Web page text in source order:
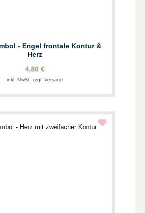
- Engel frontale Kontur &
Herz
4,80 €
inkl. MwSt. zzgl. Versand